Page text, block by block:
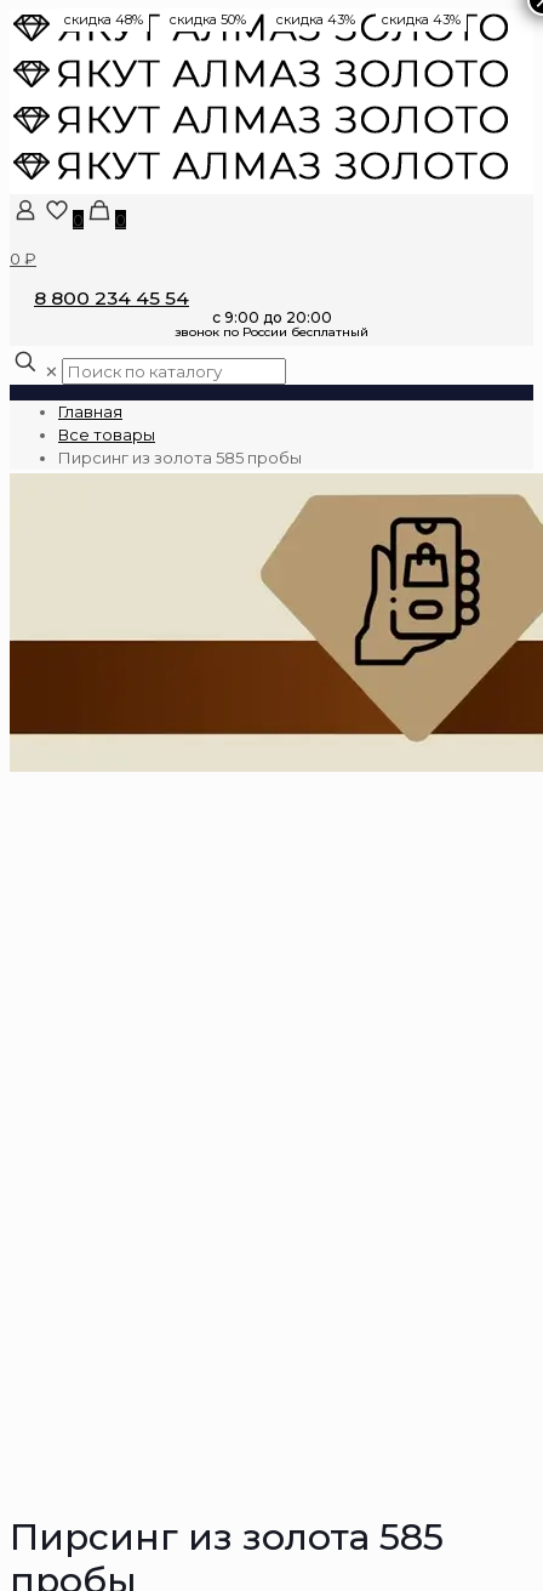
0
0
0 ₽
8 800 234 45 54
✕
Главная
Все товары
Пирсинг из золота 585 пробы
Пирсинг из золота 585
пробы
скидка 48% скидка 50% скидка 43% скидка 43%